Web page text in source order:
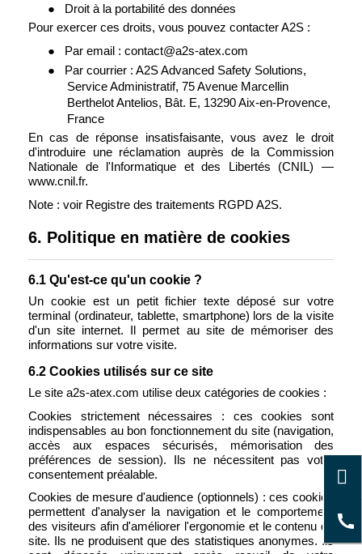
●
Droit à la portabilité des données
Pour exercer ces droits, vous pouvez contacter A2S :
● Par email : contact@a2s-atex.com
●
Par courrier : A2S Advanced Safety Solutions,
Service Administratif, 75 Avenue Marcellin
Berthelot Antelios, Bât. E, 13290 Aix-en-Provence,
France
En cas de réponse insatisfaisante, vous avez le droit
d'introduire une réclamation auprès de la Commission
Nationale de l'Informatique et des Libertés (CNIL) —
www.cnil.fr.
Note : voir Registre des traitements RGPD A2S.
6. Politique en matière de cookies
6.1 Qu'est-ce qu'un cookie ?
Un cookie est un petit fichier texte déposé sur votre
terminal (ordinateur, tablette, smartphone) lors de la visite
d'un site internet. Il permet au site de mémoriser des
informations sur votre visite.
6.2 Cookies utilisés sur ce site
Le site a2s-atex.com utilise deux catégories de cookies :
Cookies strictement nécessaires : ces cookies sont
indispensables au bon fonctionnement du site (navigation,
accès aux espaces sécurisés, mémorisation des
préférences de session). Ils ne nécessitent pas votre
consentement préalable.
Cookies de mesure d'audience (optionnels) : ces cookies
permettent d'analyser la navigation et le comportement
des visiteurs afin d'améliorer l'ergonomie et le contenu du
site. Ils ne produisent que des statistiques anonymes. Ils